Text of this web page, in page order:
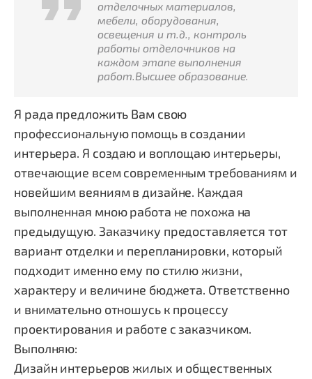
отделочных материалов,
мебели, оборудования,
освещения и т.д., контроль
работы отделочников на
каждом этапе выполнения
работ.Высшее образование.
Я рада предложить Вам свою
профессиональную помощь в создании
интерьера. Я создаю и воплощаю интерьеры,
отвечающие всем современным требованиям и
новейшим веяниям в дизайне. Каждая
выполненная мною работа не похожа на
предыдущую. Заказчику предоставляется тот
вариант отделки и перепланировки, который
подходит именно ему по стилю жизни,
характеру и величине бюджета. Ответственно
и внимательно отношусь к процессу
проектирования и работе с заказчиком.
Выполняю:
Дизайн интерьеров жилых и общественных